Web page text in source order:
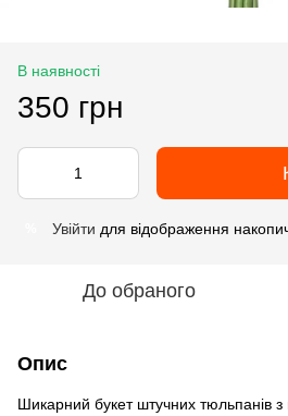
В наявності
350 грн
Увійти для відображення
До обраного
Опис
Шикарний букет штучних тюльпанів з